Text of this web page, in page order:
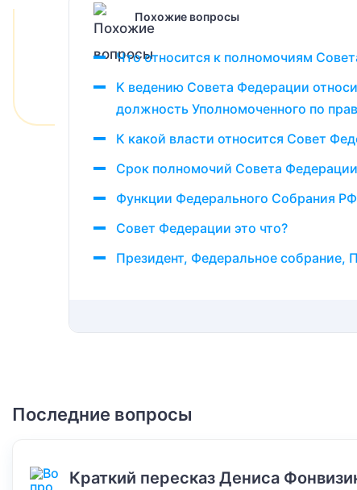
Похожие вопросы
Что относится к полномочиям
K ведению Совета Федерации
должность Уполномоченного по
К какой власти относится Совет
Срок полномочий Совета
Функции Федерального Собрания РФ
Совет Федерации это что?
Президент, Федеральное собрание,
Последние вопросы
Краткий пересказ Дениса